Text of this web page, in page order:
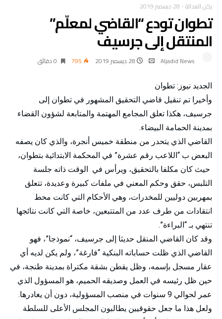
ركن العدالة- 28 ديسمبر 2019
تطوان تودع “القاضي لمعلّم”
المنتقل إلى جرسيف
Aljadid News 28 ديسمبر 2019 795 0 ‫دقائق‬
الجديد نيوز: تطوان
وأخيرا تم تنقيل قاضي التحقيق المشهور في تطوان إلى
جرسيف، هكذا تعلق المجامع المهتمة والمتابعة لشؤون القضاء
بمدينة الحمامة البيضاء.
القاضي الذي يتحدر من منطقة خميس أنجرة، والذي كان يصفه
البعض ب “اللاعب رقم عشرة” في المحكمة الابتدائية بتطوان،
حيث كان مكلفا بالتحقيق، ويرأس في الوقت ذاته جلسة
التلبس، حقق وحكم المعني في ملفات كبيرة وعديدة، تتعلق
بمهربين دوليين للمخدرات، وهي الأحكام التي كانت محط
انتقادات من طرف عدد من المتتبعين، خاصة التي كانت نتائجها
تنتهي بـ “البراءة”.
وقد كان القاضي المنقل حديثا إلى جرسيف، “نموذجا”، فهو
القاضي الذي ظلت حساباته البنكية “فارغة”، ولم يكن لديه أي
عقار مسجل بإسمه، وظل يقطن بشقة مكتراة بمدينة طنجة، في
حين ظل رئيسه في العمل وصديقه الحميم، هو المسؤول الذي
عمر لحوالي 9 سنوات في منصب المسؤولية، دون أن يغادرها.
ولعل هذا ما جعل حقوقيين يطالبون المجلس الأعلى للسلطة